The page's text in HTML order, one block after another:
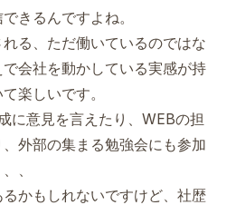
きるんですよね。
る、ただ働いているのではな
会社を動かしている実感が持
楽しいです。
に意見を言えたり、WEBの担
外部の集まる勉強会にも参加
、
かもしれないですけど、社歴